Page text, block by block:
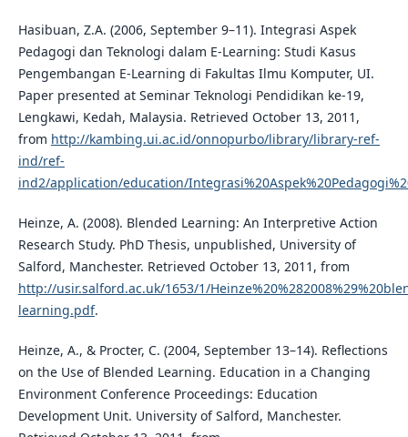
Hasibuan, Z.A. (2006, September 9–11). Integrasi Aspek
Pedagogi dan Teknologi dalam E-Learning: Studi Kasus
Pengembangan E-Learning di Fakultas Ilmu Komputer, UI.
Paper presented at Seminar Teknologi Pendidikan ke-19,
Lengkawi, Kedah, Malaysia. Retrieved October 13, 2011,
from http://kambing.ui.ac.id/onnopurbo/library/library-ref-
ind/ref-
ind2/application/education/
Heinze, A. (2008). Blended Learning: An Interpretive Action
Research Study. PhD Thesis, unpublished, University of
Salford, Manchester. Retrieved October 13, 2011, from
http://usir.salford.ac.uk/1653/1/
learning.pdf.
Heinze, A., & Procter, C. (2004, September 13–14). Reflections
on the Use of Blended Learning. Education in a Changing
Environment Conference Proceedings: Education
Development Unit. University of Salford, Manchester.